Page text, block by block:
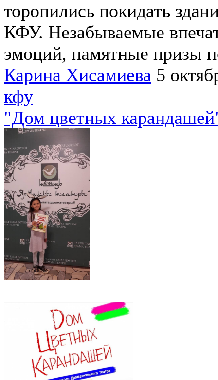
торопились покидать
КФУ. Незабываемые
эмоций, памятные призы
Карина Хисамиева 5
кфу
"Дом цветных